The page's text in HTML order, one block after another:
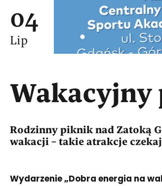
04
Lip
Rodzinny piknik nad Zatoką
wakacji – takie atrakcje
Wydarzenie „Dobra energia na